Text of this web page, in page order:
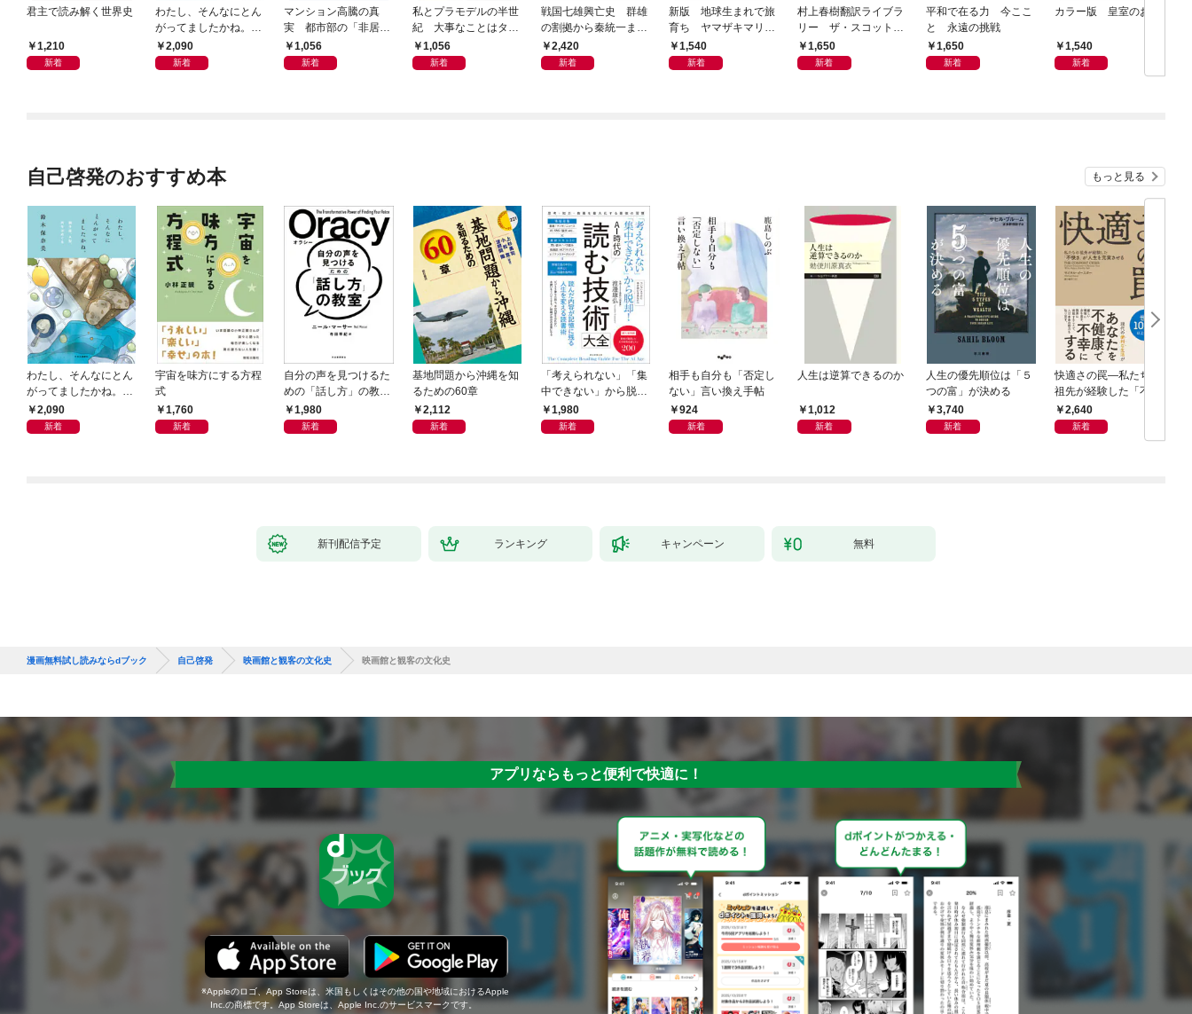
君主で読み解く世界史
1,210
新着
わたし、そんなにとん
がってましたかね。
獅子座、Ａ型、丙午は
めぐる
2,090
新着
マンション高騰の真
実 都市部の「非居住
化」が街を壊す
1,056
新着
私とプラモデルの半世
紀 大事なことはタミ
ヤが教えてくれた
1,056
新着
戦国七雄興亡史 群雄
の割拠から秦統一まで
の道程
2,420
新着
新版 地球生まれで旅
育ち ヤマザキマリ流
人生論
1,540
新着
村上春樹翻訳ライブラ
リー ザ・スコット・
フィッツジェラルド・
ブック
1,650
新着
平和で在る力 今ここ
と 永遠の挑戦
1,650
新着
カラー版 皇室のお宝
1,540
新着
自己啓発のおすすめ本 もっと見る
わたし、そんなにとん
がってましたかね。
獅子座、Ａ型、丙午は
めぐる
2,090
新着
宇宙を味方にする方程
式
1,760
新着
自分の声を見つけるた
めの「話し方」の教
室 Ｏｒａｃｙ（オラ
シー）
1,980
新着
基地問題から沖縄を知
るための60章
2,112
新着
「考えられない」「集
中できない」から脱
却！ AI時代の読む技
術大全
1,980
新着
相手も自分も「否定し
ない」言い換え手帖
924
新着
人生は逆算できるのか
1,012
新着
人生の優先順位は「５
つの富」が決める
3,740
新着
快適さの罠―私たちの
祖先が経験した「不快
さ」が人生を充実させ
る
2,640
新着
新刊配信予定 ランキング キャンペーン 無料
漫画無料試し読みならdブック 自己啓発 映画館と観客の文化史 映画館と観客の文化史
アプリならもっと便利で快適に！
Appleのロゴ、App Storeは、米国もしくはその他の国や地域におけるApple
Inc.の商標です。App Storeは、Apple Inc.のサービスマークです。